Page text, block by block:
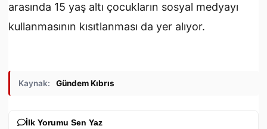
arasında 15 yaş altı çocukların sosyal medyayı
kullanmasının kısıtlanması da yer alıyor.
Kaynak: Gündem Kıbrıs
İlk Yorumu Sen Yaz